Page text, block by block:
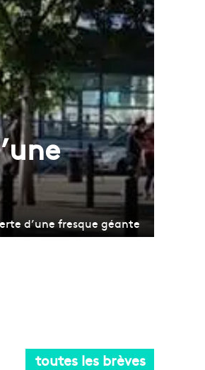
d’une fresque géante
toutes les brèves